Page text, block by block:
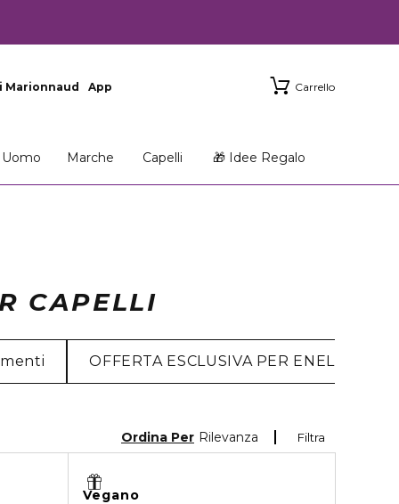
Marionnaud App Carrello
Uomo Marche Capelli 🎁 Idee Regalo
CAPELLI
OFFERTA ESCLUSIVA PER ENEL
Filtra
Ordina Per Rilevanza
Vegano